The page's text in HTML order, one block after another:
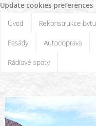
Update cookies preferences
Úvod
Rekonstrukce bytu
Fasády Autodoprava
Rádiové spoty